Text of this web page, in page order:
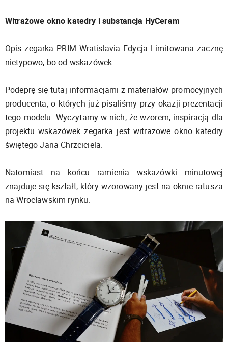
Witrażowe okno katedry i substancja HyCeram
Opis zegarka PRIM Wratislavia Edycja Limitowana zacznę
nietypowo, bo od wskazówek.
Podeprę się tutaj informacjami z materiałów promocyjnych
producenta, o których już pisaliśmy przy okazji prezentacji
tego modelu. Wyczytamy w nich, że wzorem, inspiracją dla
projektu wskazówek zegarka jest witrażowe okno katedry
świętego Jana Chrzciciela.
Natomiast na końcu ramienia wskazówki minutowej
znajduje się kształt, który wzorowany jest na oknie ratusza
na Wrocławskim rynku.